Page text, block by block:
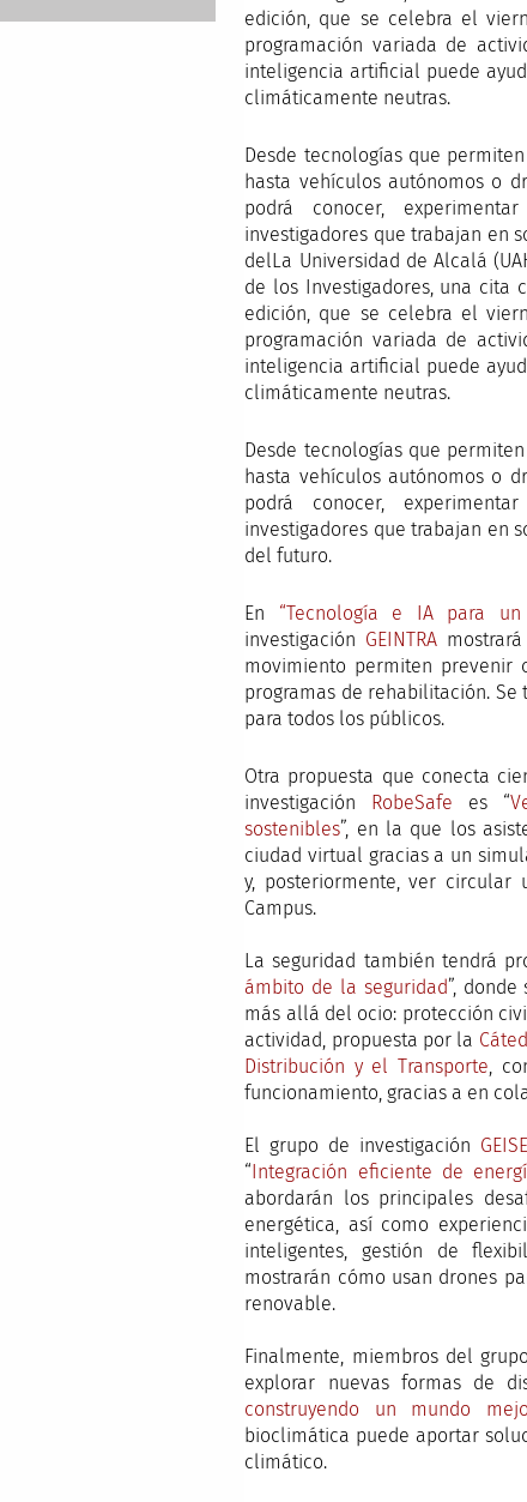
edición, que se celebra el
programación variada de
inteligencia artificial puede
climáticamente neutras.
Desde tecnologías que
hasta vehículos autónomos o
podrá conocer,
investigadores que trabajan en
delLa Universidad de Alcalá
de los Investigadores, una cita
edición, que se celebra el
programación variada de
inteligencia artificial puede
climáticamente neutras.
Desde tecnologías que
hasta vehículos autónomos o
podrá conocer,
investigadores que trabajan en
del futuro.
En “Tecnología e IA para
investigación GEINTRA
movimiento permiten prevenir
programas de rehabilitación.
para todos los públicos.
Otra propuesta que conecta
investigación RobeSafe es “
sostenibles”, en la que los
ciudad virtual gracias a un
y, posteriormente, ver
Campus.
La seguridad también tendrá
ámbito de la seguridad”,
más allá del ocio: protección
actividad, propuesta por la
Distribución y el Transporte,
funcionamiento, gracias a en
El grupo de investigación
“ Integración eficiente de
abordarán los principales
energética, así como
inteligentes, gestión de
mostrarán cómo usan drones
renovable.
Finalmente, miembros del grupo
explorar nuevas formas de
construyendo un mundo
bioclimática puede aportar
climático.